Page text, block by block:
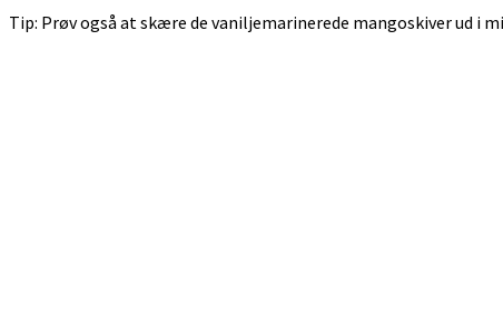
Tip: Prøv også at skære de vaniljemarinerede mangoskiver ud i